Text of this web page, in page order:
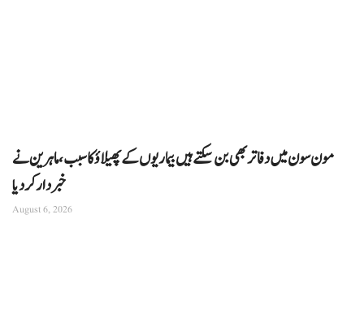
مون سون میں دفاتر بھی بن سکتے ہیں بیماریوں کے پھیلاؤ کا سبب، ماہرین نے
خبردار کر دیا
August 6, 2026